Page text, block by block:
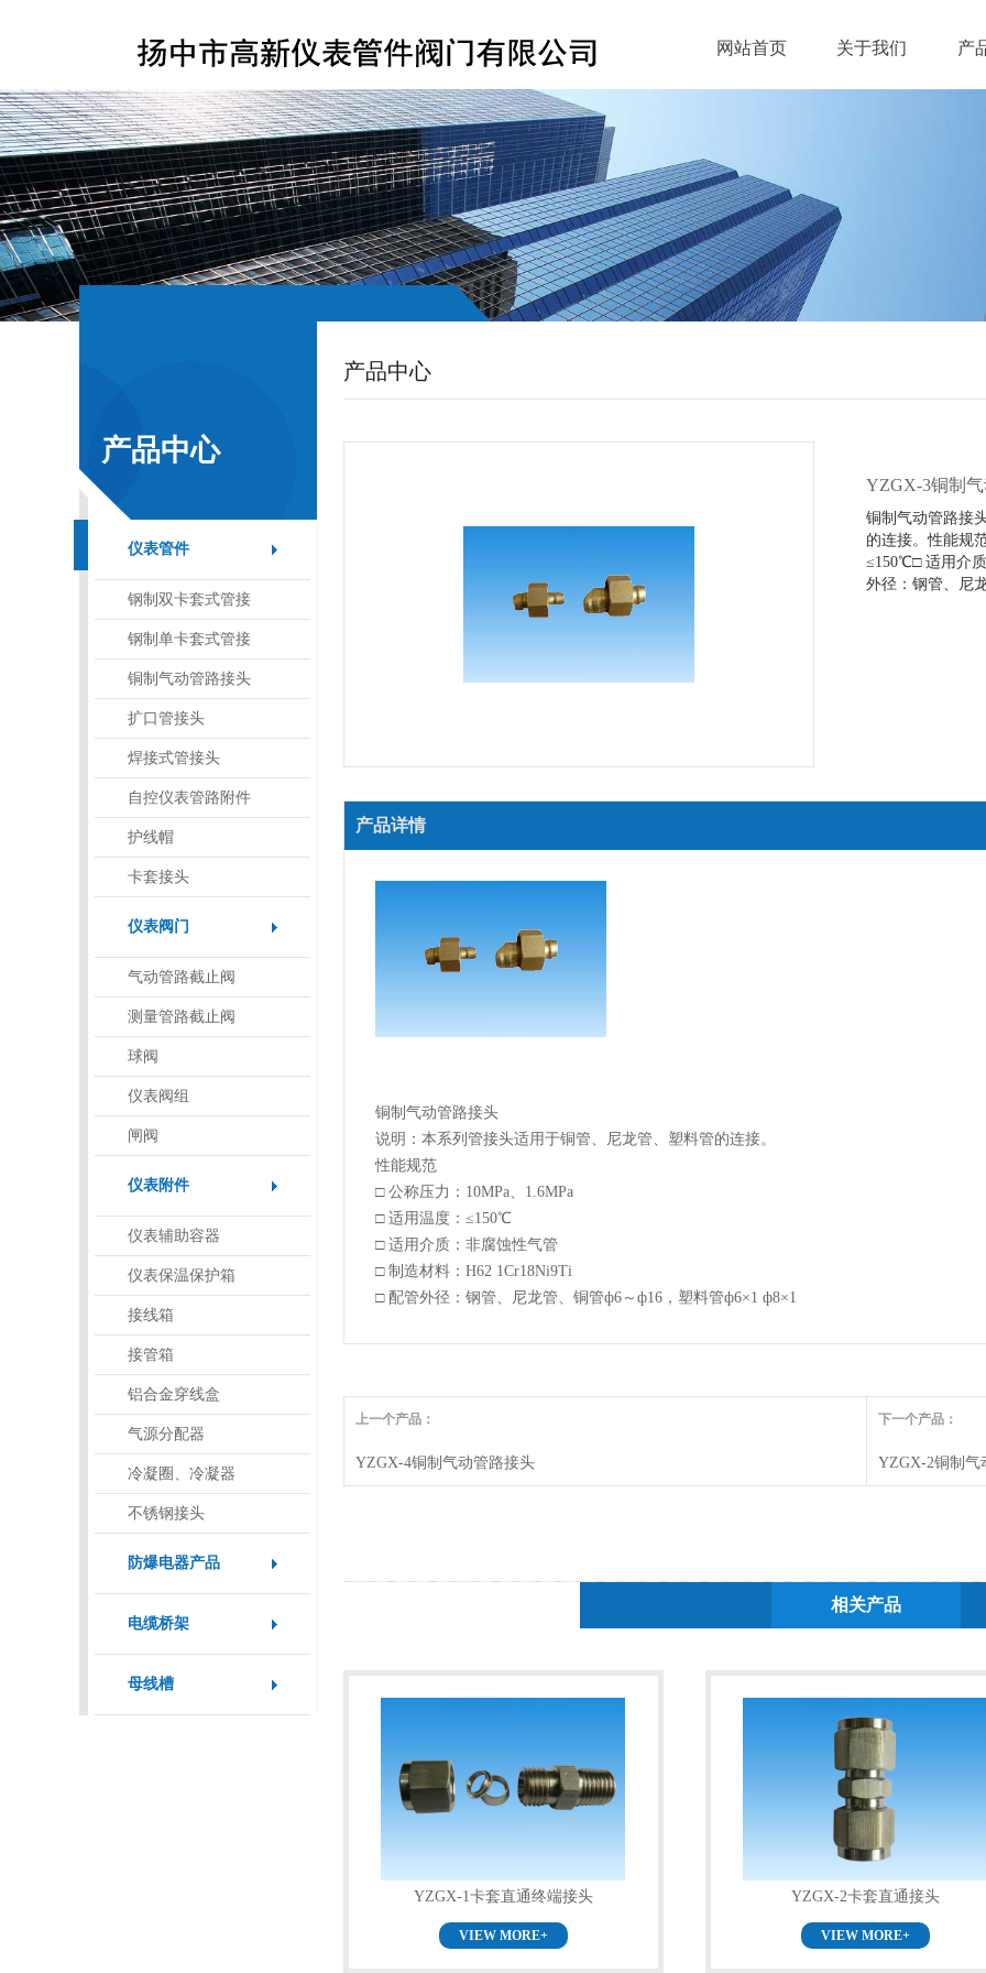
网站首页 关于我们 产
产品中心
仪表管件
钢制双卡套式管接
头
钢制单卡套式管接
头
铜制气动管路接头
扩口管接头
焊接式管接头
自控仪表管路附件
护线帽
卡套接头
仪表阀门
气动管路截止阀
测量管路截止阀
球阀
仪表阀组
闸阀
仪表附件
仪表辅助容器
仪表保温保护箱
接线箱
接管箱
铝合金穿线盒
气源分配器
冷凝圈、冷凝器
不锈钢接头
防爆电器产品
电缆桥架
母线槽
产品中心
YZGX-3铜制
铜制气动管路接
的连接。性能规
≤150℃□ 适用介
外径：钢管、尼
产品详情
铜制气动管路接头
说明：本系列管接头适用于铜管、尼龙管、塑料管的连接。
性能规范
□ 公称压力：10MPa、1.6MPa
□ 适用温度：≤150℃
□ 适用介质：非腐蚀性气管
□ 制造材料：H62 1Cr18Ni9Ti
□ 配管外径：钢管、尼龙管、铜管ф6～ф16，塑料管ф6×1 ф8×1
上一个产品：
YZGX-4铜制气动管路接头
下一个产品：
YZGX-2铜制气
相关产品
YZGX-1卡套直通终端接头
VIEW MORE+
YZGX-2卡套直通接头
VIEW MORE+